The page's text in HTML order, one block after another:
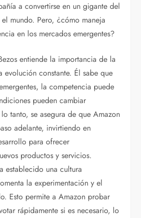
a convertirse en un gigante del
mundo. Pero, ¿cómo maneja
en los mercados emergentes?
entiende la importancia de la
constante. Él sabe que
la competencia puede
pueden cambiar
tanto, se asegura de que Amazon
adelante, invirtiendo en
para ofrecer
productos y servicios.
establecido una cultura
la experimentación y el
Esto permite a Amazon probar
rápidamente si es necesario, lo